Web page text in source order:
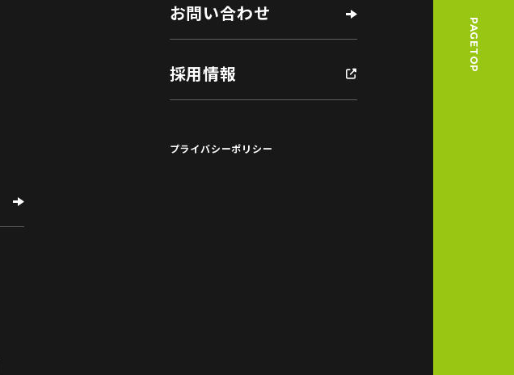
PAGETOP
お問い合わせ
採用情報
プライバシーポリシー